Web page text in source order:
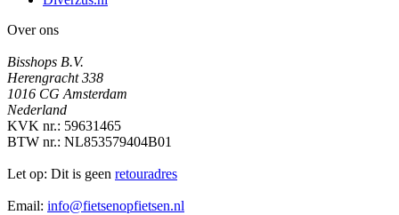
Over ons
Bisshops B.V.
Herengracht 338
1016 CG Amsterdam
Nederland
KVK nr.: 59631465
BTW nr.: NL853579404B01
Let op: Dit is geen retouradres
Email: info@fietsenopfietsen.nl